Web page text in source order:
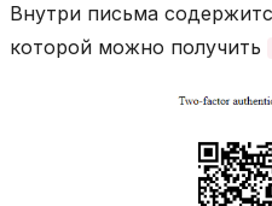
Внутри письма
которой можно получить